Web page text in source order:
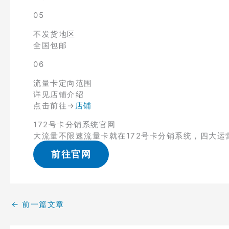
05
不发货地区
全国包邮
06
流量卡定向范围
详见店铺介绍
点击前往→ 店铺
172号卡分销系统官网
大流量不限速流量卡就在172号卡分销系统，四大运
前往官网
← 前一篇文章